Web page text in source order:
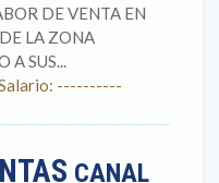
DE VENTA EN
LA ZONA
A SUS...
----------
CANAL